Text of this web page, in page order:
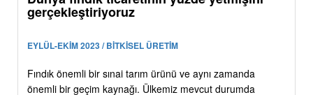
gerçekleştiriyoruz
EYLÜL-EKİM 2023 / BİTKİSEL ÜRETİM
Fındık önemli bir sınai tarım ürünü ve aynı zamanda
önemli bir geçim kaynağı. Ülkemiz mevcut durumda